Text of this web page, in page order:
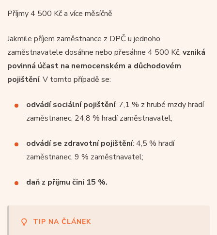
Příjmy 4 500 Kč a více měsíčně
Jakmile příjem zaměstnance z DPČ u jednoho
zaměstnavatele dosáhne nebo přesáhne 4 500 Kč, vzniká
povinná účast na nemocenském a důchodovém
pojištění. V tomto případě se:
odvádí sociální pojištění: 7,1 % z hrubé mzdy hradí
zaměstnanec, 24,8 % hradí zaměstnavatel;
odvádí se zdravotní pojištění: 4,5 % hradí
zaměstnanec, 9 % zaměstnavatel;
daň z příjmu činí 15 %.
TIP NA ČLÁNEK